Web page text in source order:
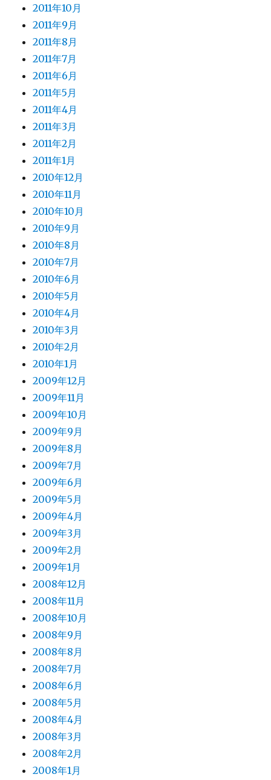
2011年10月
2011年9月
2011年8月
2011年7月
2011年6月
2011年5月
2011年4月
2011年3月
2011年2月
2011年1月
2010年12月
2010年11月
2010年10月
2010年9月
2010年8月
2010年7月
2010年6月
2010年5月
2010年4月
2010年3月
2010年2月
2010年1月
2009年12月
2009年11月
2009年10月
2009年9月
2009年8月
2009年7月
2009年6月
2009年5月
2009年4月
2009年3月
2009年2月
2009年1月
2008年12月
2008年11月
2008年10月
2008年9月
2008年8月
2008年7月
2008年6月
2008年5月
2008年4月
2008年3月
2008年2月
2008年1月